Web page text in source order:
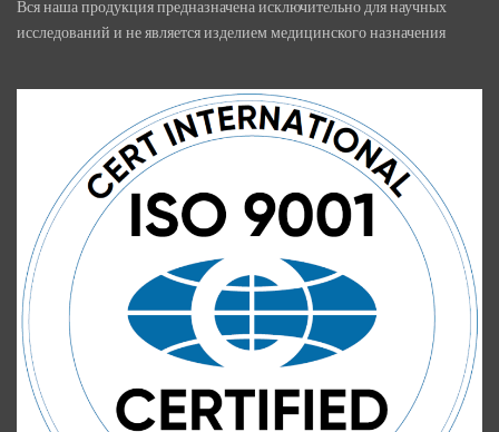
Вся наша продукция предназначена исключительно для научных
исследований и не является изделием медицинского назначения